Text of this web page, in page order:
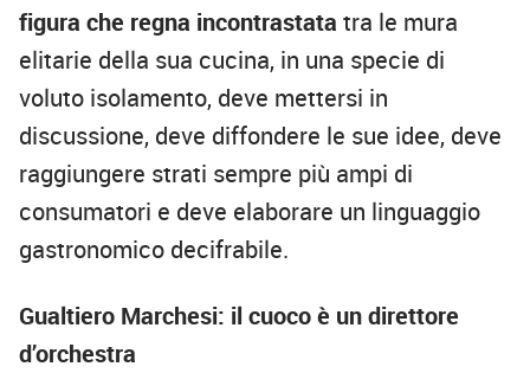
figura che regna incontrastata tra le mura
elitarie della sua cucina, in una specie di
voluto isolamento, deve mettersi in
discussione, deve diffondere le sue idee, deve
raggiungere strati sempre più ampi di
consumatori e deve elaborare un linguaggio
gastronomico decifrabile.
Gualtiero Marchesi: il cuoco è un direttore
d’orchestra